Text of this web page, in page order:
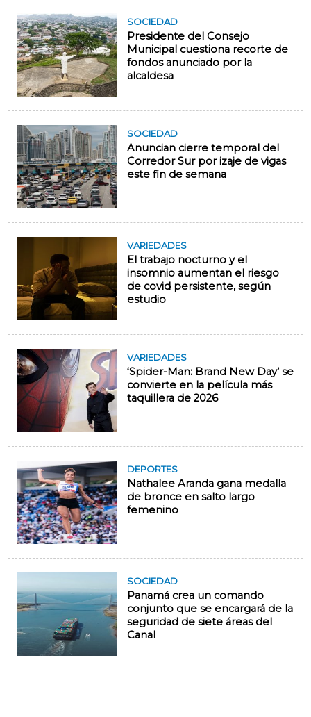
SOCIEDAD
Presidente del Consejo
Municipal cuestiona recorte de
fondos anunciado por la
alcaldesa
SOCIEDAD
Anuncian cierre temporal del
Corredor Sur por izaje de vigas
este fin de semana
VARIEDADES
El trabajo nocturno y el
insomnio aumentan el riesgo
de covid persistente, según
estudio
VARIEDADES
‘Spider-Man: Brand New Day’ se
convierte en la película más
taquillera de 2026
DEPORTES
Nathalee Aranda gana medalla
de bronce en salto largo
femenino
SOCIEDAD
Panamá crea un comando
conjunto que se encargará de la
seguridad de siete áreas del
Canal